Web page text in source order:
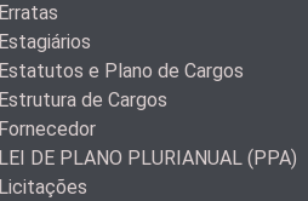
Erratas
Estagiários
Estatutos e Plano de Cargos
Estrutura de Cargos
Fornecedor
LEI DE PLANO PLURIANUAL (PPA)
Licitações